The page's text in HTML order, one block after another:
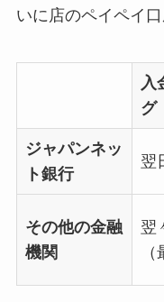
いに店のペイペイ口
入
グ
ジャパンネッ
ト銀行
翌
その他の金融
機関
翌